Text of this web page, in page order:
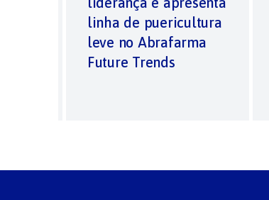
linha de puericultura
leve no Abrafarma
Future Trends